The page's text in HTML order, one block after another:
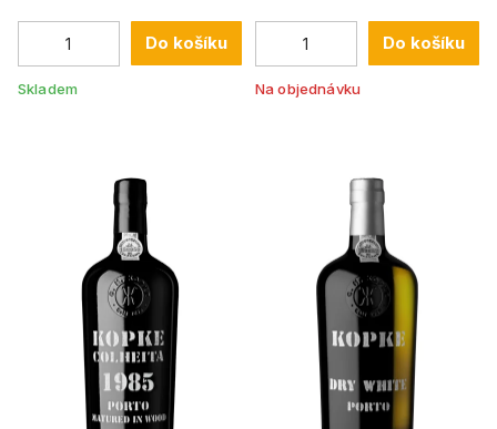
Do košíku
Skladem
Do košíku
Na objednávku